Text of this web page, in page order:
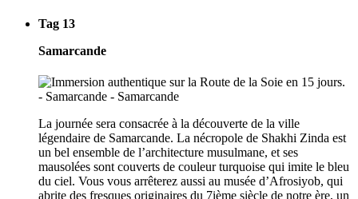
Tag 13
Samarcande
La journée sera consacrée à la découverte de la ville
légendaire de Samarcande. La nécropole de Shakhi Zinda est
un bel ensemble de l’architecture musulmane, et ses
mausolées sont couverts de couleur turquoise qui imite le bleu
du ciel. Vous vous arrêterez aussi au musée d’Afrosiyob, qui
abrite des fresques originaires du 7ième siècle de notre ère, un